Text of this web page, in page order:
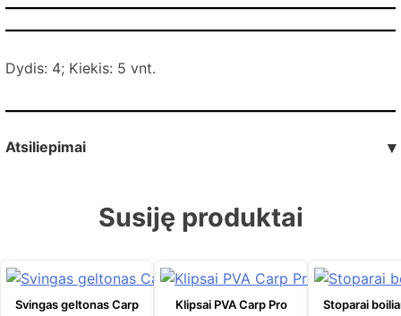
Dydis: 4; Kiekis: 5 vnt.
Atsiliepimai ▾
Susiję produktai
Svingas geltonas Carp
Klipsai PVA Carp Pro
Stoparai